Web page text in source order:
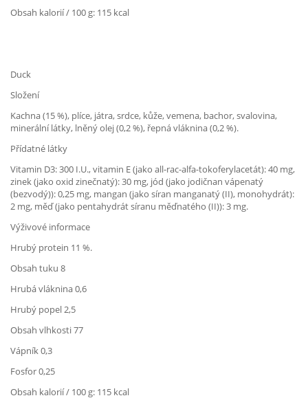
Obsah kalorií / 100 g: 115 kcal
Duck
Složení
Kachna (15 %), plíce, játra, srdce, kůže, vemena, bachor, svalovina,
minerální látky, lněný olej (0,2 %), řepná vláknina (0,2 %).
Přídatné látky
Vitamin D3: 300 I.U., vitamin E (jako all-rac-alfa-tokoferylacetát): 40 mg,
zinek (jako oxid zinečnatý): 30 mg, jód (jako jodičnan vápenatý
(bezvodý)): 0,25 mg, mangan (jako síran manganatý (II), monohydrát):
2 mg, měď (jako pentahydrát síranu měďnatého (II)): 3 mg.
Výživové informace
Hrubý protein 11 %.
Obsah tuku 8
Hrubá vláknina 0,6
Hrubý popel 2,5
Obsah vlhkosti 77
Vápník 0,3
Fosfor 0,25
Obsah kalorií / 100 g: 115 kcal